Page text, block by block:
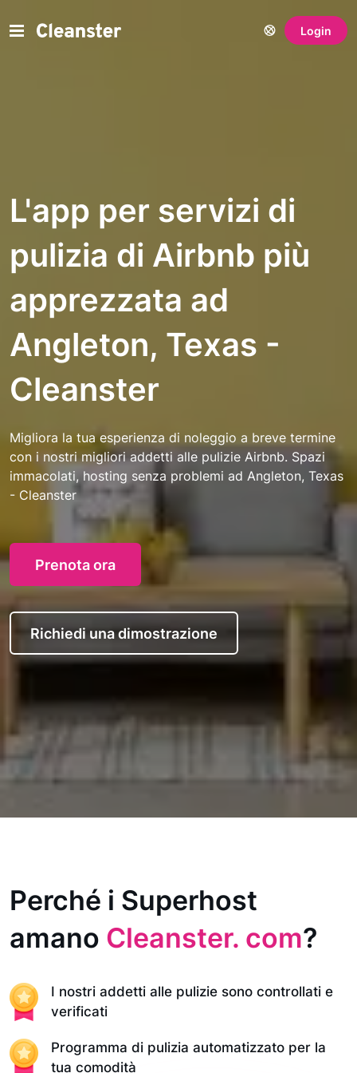
Login
L'app per servizi di
pulizia di Airbnb più
apprezzata ad
Angleton, Texas -
Cleanster
Migliora la tua esperienza di noleggio a breve termine
con i nostri migliori addetti alle pulizie Airbnb. Spazi
immacolati, hosting senza problemi ad Angleton, Texas
- Cleanster
Prenota ora
Richiedi una dimostrazione
Perché i Superhost
amano Cleanster. com?
I nostri addetti alle pulizie sono controllati e
verificati
Programma di pulizia automatizzato per la
tua comodità